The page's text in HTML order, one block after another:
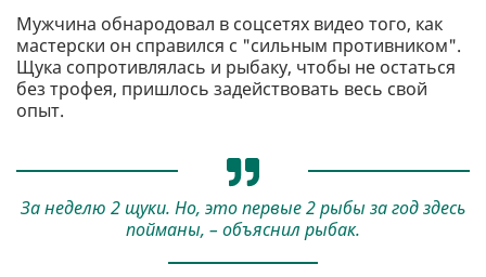
Мужчина обнародовал в соцсетях видео того, как
мастерски он справился с "сильным противником".
Щука сопротивлялась и рыбаку, чтобы не остаться
без трофея, пришлось задействовать весь свой
опыт.
За неделю 2 щуки. Но, это первые 2 рыбы за год здесь
пойманы, – объяснил рыбак.